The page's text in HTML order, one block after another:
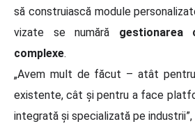
să construiască module
vizate se numără gestionarea
complexe.
„Avem mult de făcut – atât
existente, cât și pentru a face
integrată și specializată pe industrii”,